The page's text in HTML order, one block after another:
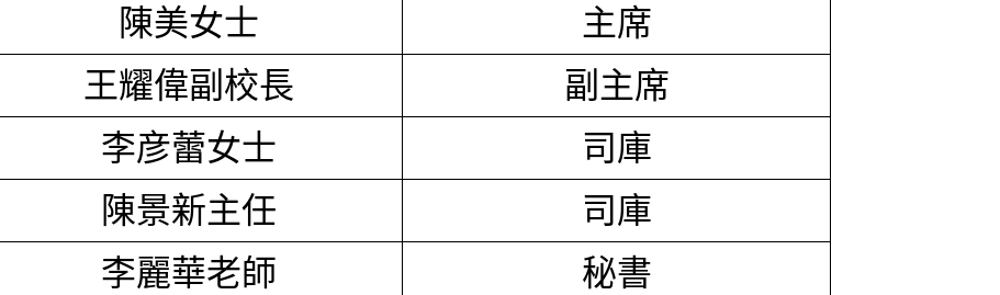
陳美女士
主席
王耀偉副校長
副主席
李彦蕾女士
司庫
陳景新主任
司庫
李麗華老師
秘書